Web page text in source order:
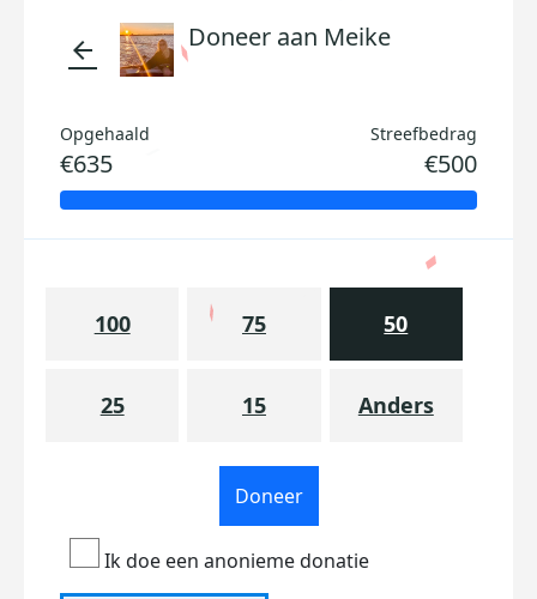
arrow_back Doneer aan Meike
Opgehaald
€635
Streefbedrag
€500
100 75 50
25 15 Anders
Doneer
Ik doe een anonieme donatie